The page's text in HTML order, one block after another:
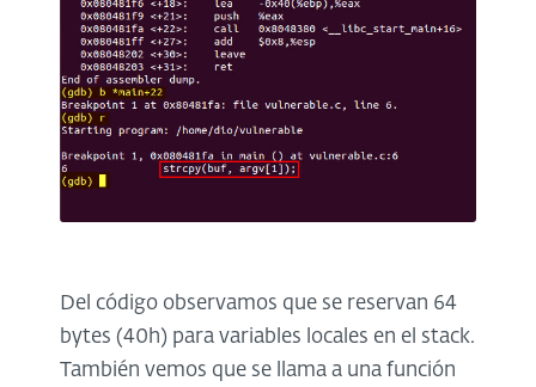
Del código observamos que se reservan 64
bytes (40h) para variables locales en el stack.
También vemos que se llama a una función